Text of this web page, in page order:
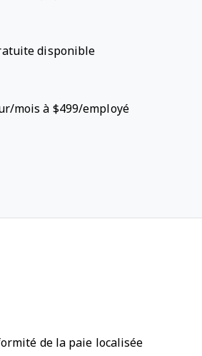
disponible
mois à $499/employé
de la paie localisée